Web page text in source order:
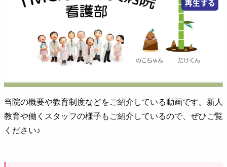
当院の概要や教育制度などをご紹介している動画です。新人
教育や働くスタッフの様子もご紹介しているので、ぜひご覧
ください♪